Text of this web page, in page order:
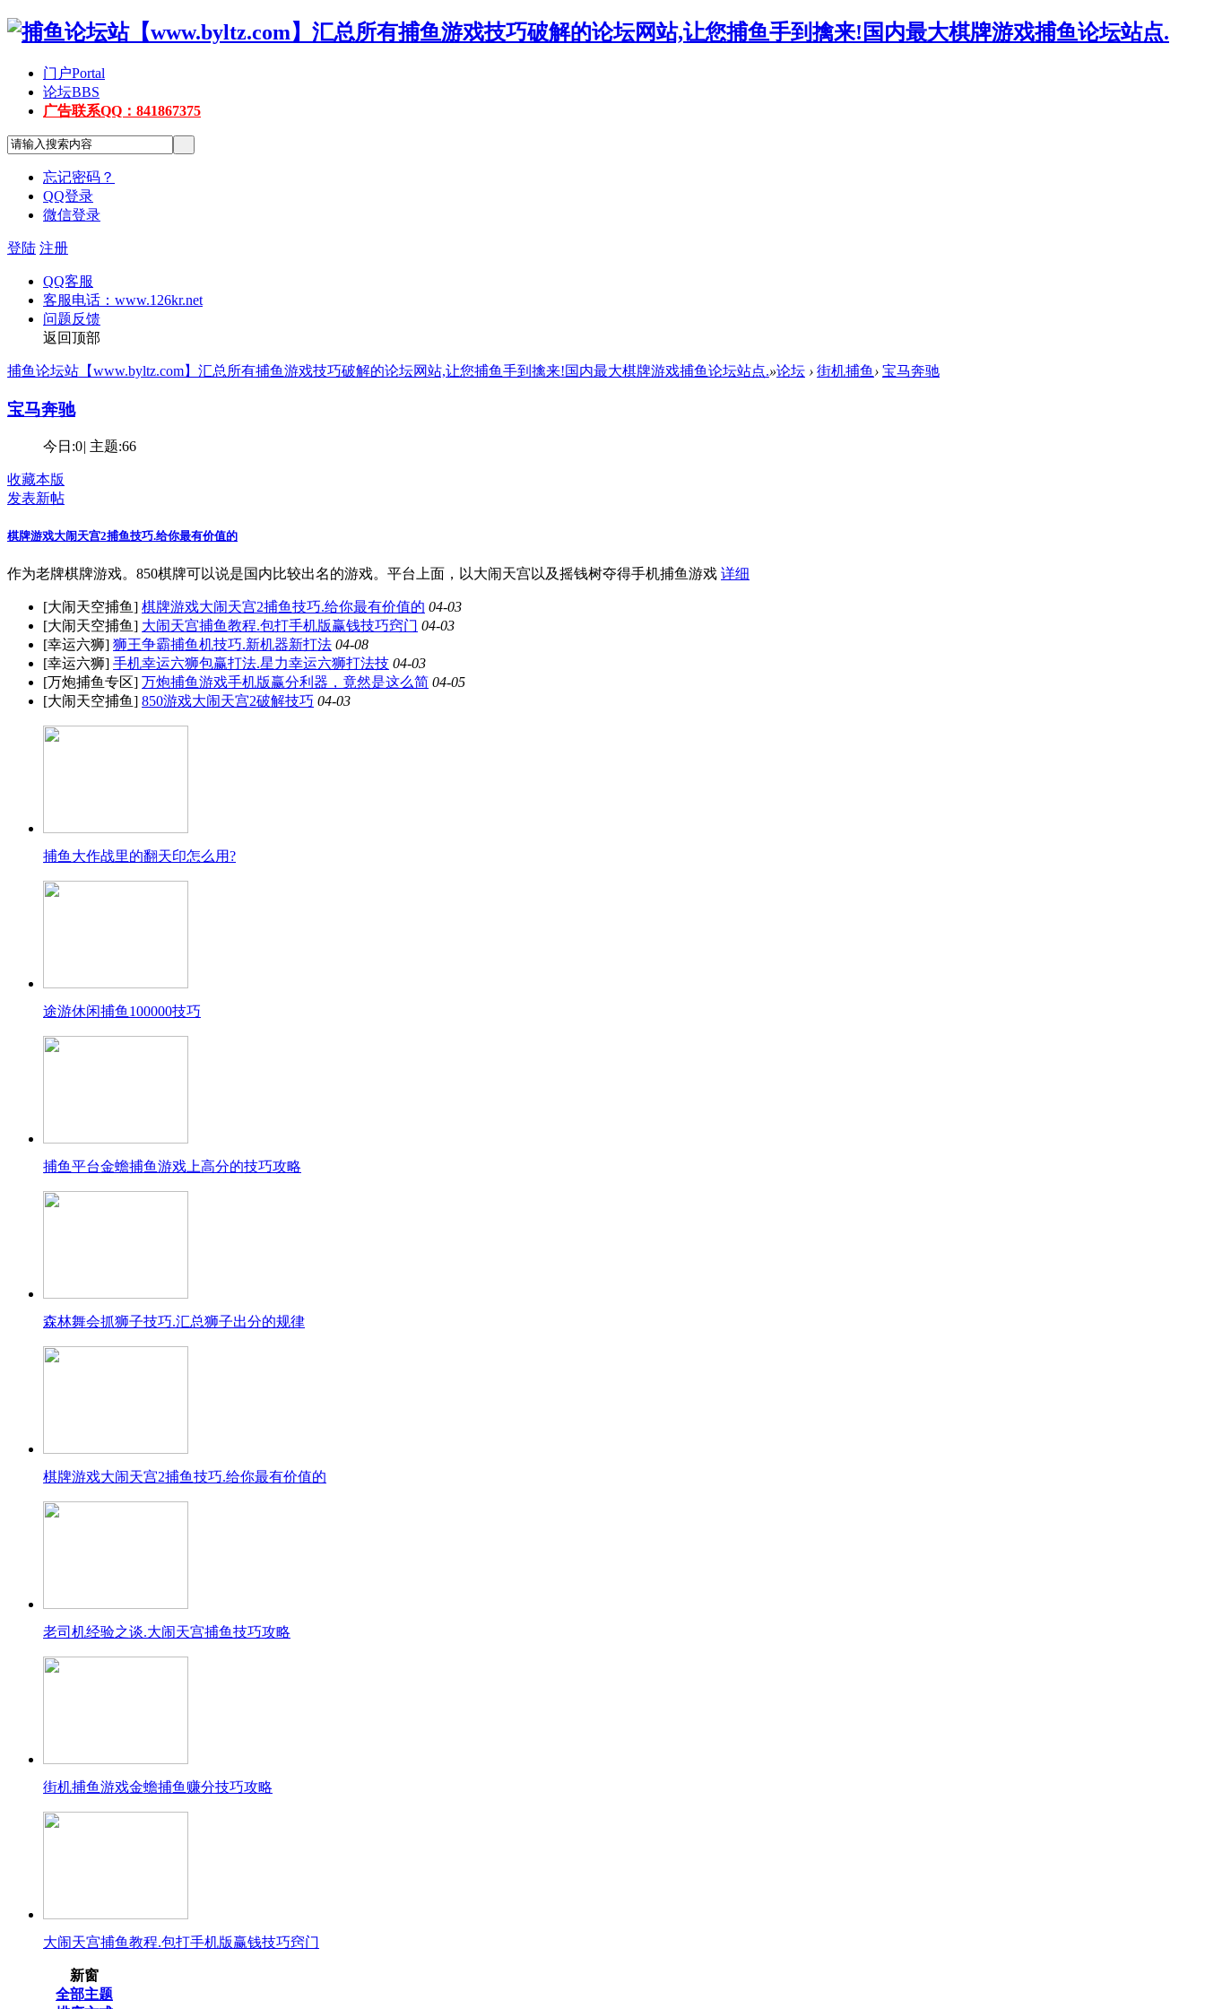
门户Portal
论坛BBS
广告联系QQ：841867375
忘记密码？
QQ登录
微信登录
登陆 注册
QQ客服
客服电话：www.126kr.net
问题反馈
返回顶部
捕鱼论坛站【www.byltz.com】汇总所有捕鱼游戏技巧破解的论坛网站,让您捕鱼手到擒来!国内最大棋牌游戏捕鱼论坛站点.»论坛 › 街机捕鱼 › 宝马奔驰
宝马奔驰
今日:0| 主题:66
收藏本版
发表新帖
棋牌游戏大闹天宫2捕鱼技巧.给你最有价值的
作为老牌棋牌游戏。850棋牌可以说是国内比较出名的游戏。平台上面，以大闹天宫以及摇钱树夺得手机捕鱼游戏 详细
[大闹天空捕鱼] 棋牌游戏大闹天宫2捕鱼技巧.给你最有价值的 04-03
[大闹天空捕鱼] 大闹天宫捕鱼教程.包打手机版赢钱技巧窍门 04-03
[幸运六狮] 狮王争霸捕鱼机技巧.新机器新打法 04-08
[幸运六狮] 手机幸运六狮包赢打法.星力幸运六狮打法技 04-03
[万炮捕鱼专区] 万炮捕鱼游戏手机版赢分利器，竟然是这么简 04-05
[大闹天空捕鱼] 850游戏大闹天宫2破解技巧 04-03
捕鱼大作战里的翻天印怎么用?
途游休闲捕鱼100000技巧
捕鱼平台金蟾捕鱼游戏上高分的技巧攻略
森林舞会抓狮子技巧.汇总狮子出分的规律
棋牌游戏大闹天宫2捕鱼技巧.给你最有价值的
老司机经验之谈.大闹天宫捕鱼技巧攻略
街机捕鱼游戏金蟾捕鱼赚分技巧攻略
大闹天宫捕鱼教程.包打手机版赢钱技巧窍门
新窗
全部主题